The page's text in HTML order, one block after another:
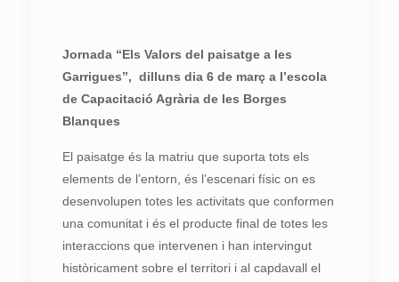
Jornada“Els Valors del paisatge a les
Garrigues”, dilluns dia 6 de març a l’escola
de Capacitació Agrària de les Borges
Blanques
El paisatge és la matriu que suporta tots els
elements de l’entorn, és l’escenari físic on es
desenvolupen totes les activitats que conformen
una comunitat i és el producte final de totes les
interaccions que intervenen i han intervingut
històricament sobre el territori i al capdavall el